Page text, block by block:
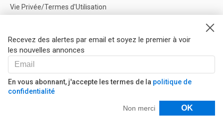
Recevez des alertes par email et soyez le premier à voir
les nouvelles annonces
En vous abonnant, j'accepte les termes de la politique de
confidentialité
Non merci OK
Filtres
Vie Privée/Termes d'Utilisation
Paramètres des cookies
Aide
FAQ
Nos Partenaires